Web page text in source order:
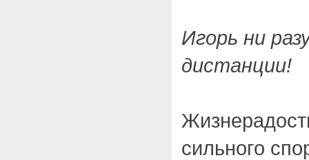
Игорь ни
дистанции!
сильного